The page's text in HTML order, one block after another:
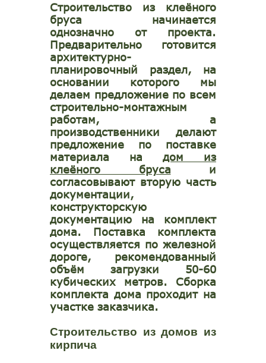
Строительство из клеёного
бруса начинается
однозначно от проекта.
Предварительно готовится
архитектурно-
планировочный раздел, на
основании которого мы
делаем предложение по всем
строительно-монтажным
работам, а
производственники делают
предложение по поставке
материала на дом из
клеёного бруса и
согласовывают вторую часть
документации,
конструкторскую
документацию на комплект
дома. Поставка комплекта
осуществляется по железной
дороге, рекомендованный
объём загрузки 50-60
кубических метров. Сборка
комплекта дома проходит на
участке заказчика.
Строительство из домов из
кирпича